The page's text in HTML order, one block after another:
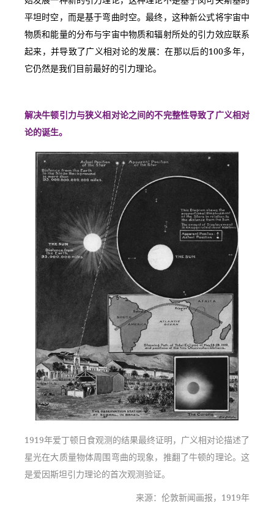
平坦时空，而是基于弯曲时空。最终，这种新公式将宇宙中
物质和能量的分布与宇宙中物质和辐射所处的引力效应联系
起来，并导致了广义相对论的发展：在那以后的100多年，
它仍然是我们目前最好的引力理论。
解决牛顿引力与狭义相对论之间的不完整性导致了广义相对
论的诞生。
1919年爱丁顿日食观测的结果最终证明，广义相对论描述了
星光在大质量物体周围弯曲的现象，推翻了牛顿的理论。这
是爱因斯坦引力理论的首次观测验证。
来源：伦敦新闻画报，1919年